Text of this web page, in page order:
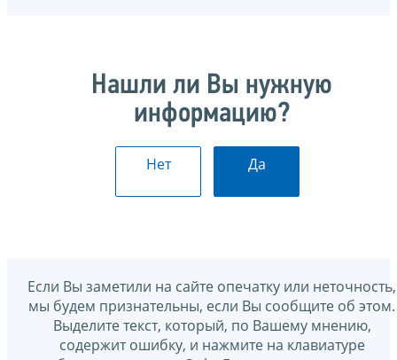
Нашли ли Вы нужную
информацию?
Нет Да
Если Вы заметили на сайте опечатку или неточность,
мы будем признательны, если Вы сообщите об этом.
Выделите текст, который, по Вашему мнению,
содержит ошибку, и нажмите на клавиатуре